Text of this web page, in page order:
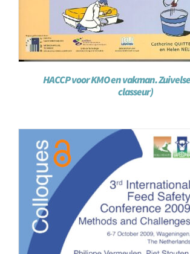
HACCP voor KMO en vakman.
classeur)